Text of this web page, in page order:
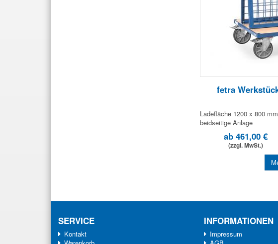
fetra
Ladefläche 1200 x 800
beidseitige Anlage
ab 461,00 €
(zzgl. MwSt.)
SERVICE
Kontakt
INFORMATIONEN
Impressum